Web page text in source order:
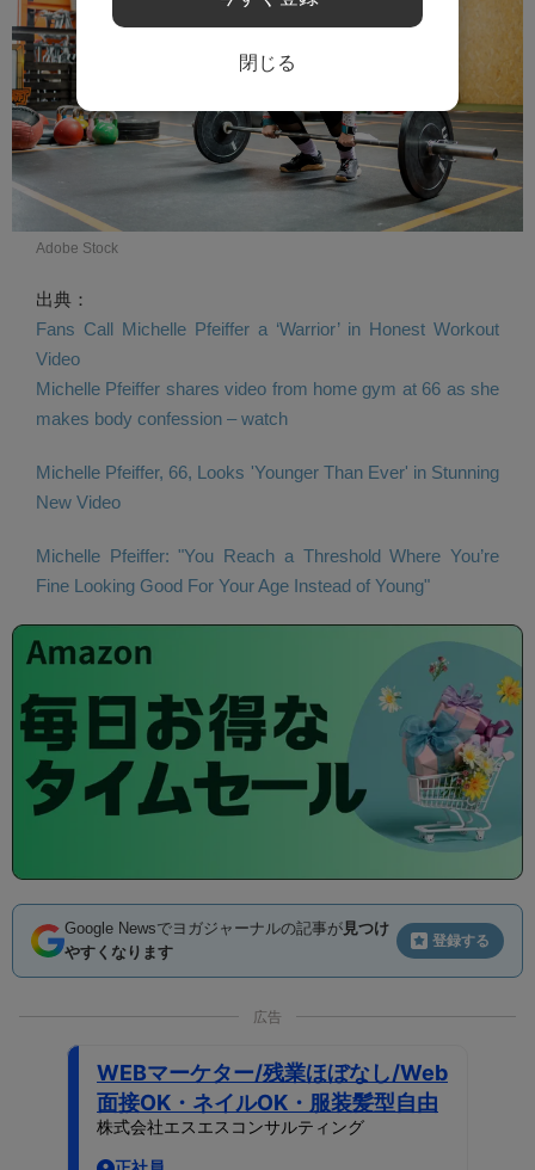
Adobe Stock
出典：
Fans Call Michelle Pfeiffer a ‘Warrior’ in Honest Workout
Video
Michelle Pfeiffer shares video from home gym at 66 as she
makes body confession – watch
Michelle Pfeiffer, 66, Looks 'Younger Than Ever' in Stunning
New Video
Michelle Pfeiffer: "You Reach a Threshold Where You’re
Fine Looking Good For Your Age Instead of Young"
Google Newsでヨガジャーナルの記事が見つけ
やすくなります
登録する
広告
WEBマーケター/残業ほぼなし/Web
面接OK・ネイルOK・服装髪型自由
株式会社エスエスコンサルティング
閉じる